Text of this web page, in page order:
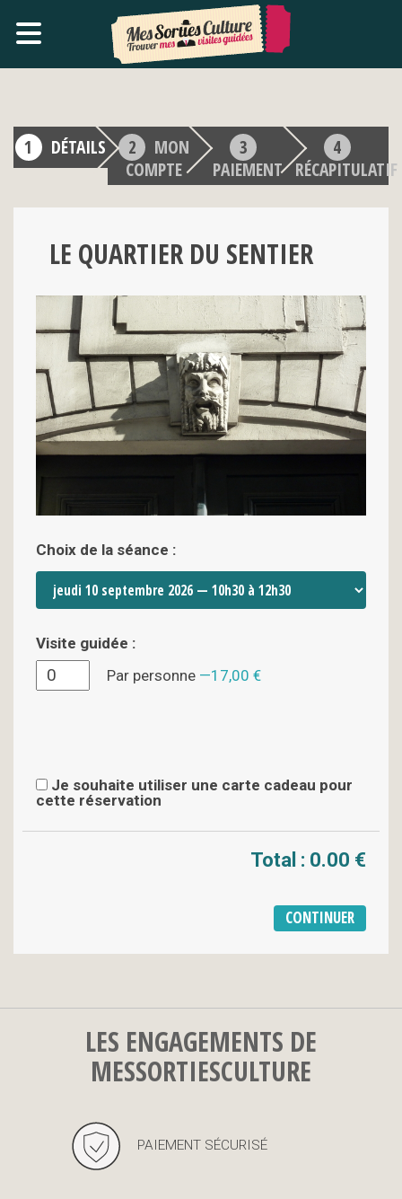
DÉTAILS
MON
COMPTE
PAIEMENT RÉCAPITULATIF
LE QUARTIER DU SENTIER
Choix de la séance :
Visite guidée :
Par personne
17,00 €
Je souhaite utiliser une carte cadeau pour
cette réservation
Total : 0.00 €
LES ENGAGEMENTS DE
MESSORTIESCULTURE
PAIEMENT SÉCURISÉ